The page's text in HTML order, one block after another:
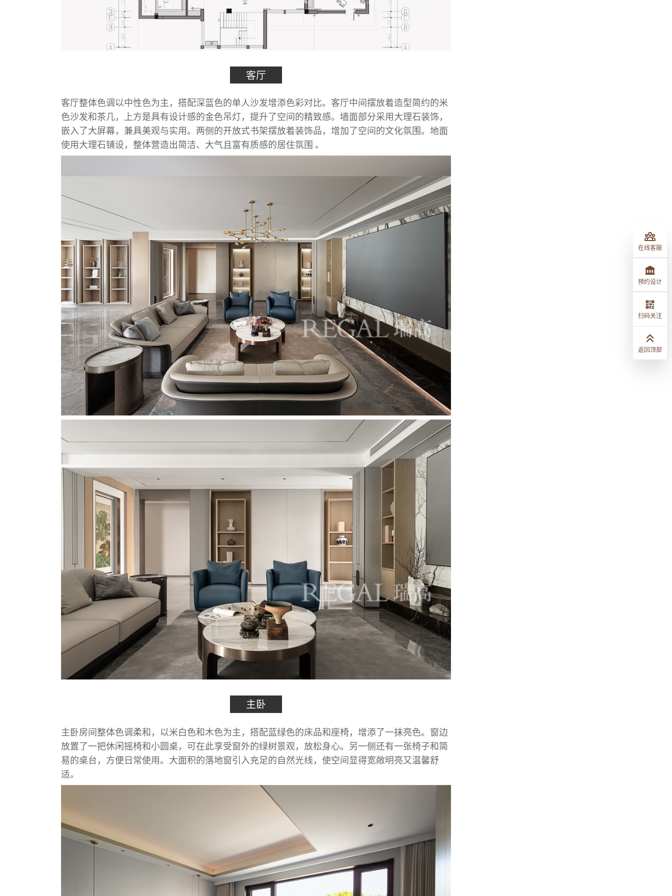
客厅
客厅整体色调以中性色为主，搭配深蓝色的单人沙发增添色彩对比。客厅中间摆放着造型简约的米
色沙发和茶几，上方是具有设计感的金色吊灯，提升了空间的精致感。墙面部分采用大理石装饰，
嵌入了大屏幕，兼具美观与实用。两侧的开放式书架摆放着装饰品，增加了空间的文化氛围。地面
使用大理石铺设，整体营造出简洁、大气且富有质感的居住氛围 。
主卧
主卧房间整体色调柔和，以米白色和木色为主，搭配蓝绿色的床品和座椅，增添了一抹亮色。窗边
放置了一把休闲摇椅和小圆桌，可在此享受窗外的绿树景观，放松身心。另一侧还有一张椅子和简
易的桌台，方便日常使用。大面积的落地窗引入充足的自然光线，使空间显得宽敞明亮又温馨舒
适。
在线客服
预约设计
扫码关注
返回顶部